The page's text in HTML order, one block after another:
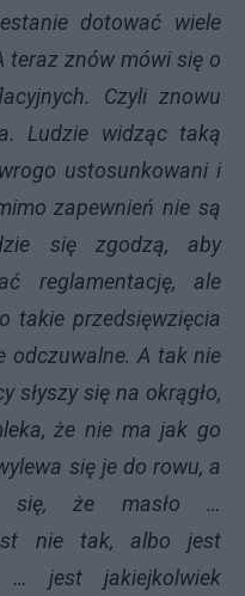
dotować wiele
teraz znów mówi się o
Czyli znowu
Ludzie widząc taką
ustosunkowani i
zapewnień nie są
się zgodzą, aby
reglamentację, ale
takie przedsięwzięcia
odczuwalne. A tak nie
słyszy się na okrągło,
że nie ma jak go
się je do rowu, a
się, że masło …
nie tak, albo jest
… jest jakiejkolwiek